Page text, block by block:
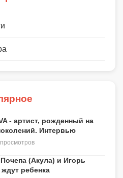
- артист, рожденный на
Интервью
(Акула) и Игорь
ребенка